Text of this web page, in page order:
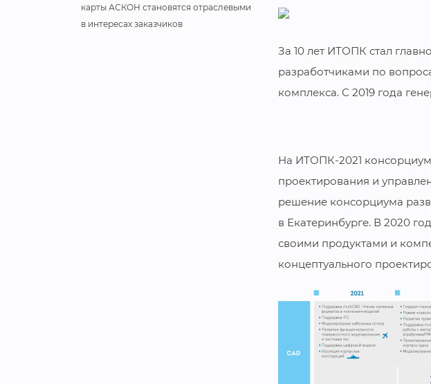
карты АСКОН становятся отраслевыми
в интересах заказчиков
За 10 лет ИТОПК стал
разработчиками по
комплекса. С 2019 года
На ИТОПК-2021
проектирования и
решение консорциума
в Екатеринбурге. В 2020
своими продуктами и
концептуального